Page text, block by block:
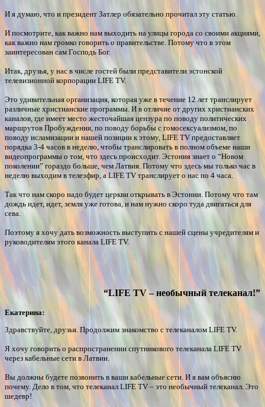
И я думаю, что и президент Затлер обязательно прочитал эту статью.
И посмотрите, как важно нам выходить на улицы города со своими акциями,
как важно нам громко говорить о правительстве. Потому что в этом
заинтересован сам Господь Бог.
Итак, друзья, у нас в числе гостей были представители эстонской
телевизионной корпорации LIFE TV.
Это удивительная организация, которая уже в течение 12 лет транслирует
различные христианские программы. И в отличие от других христианских
каналов, где имеет место жесточайшая цензура по поводу политических
маршрутов Пробуждения, по поводу борьбы с гомосексуализмом, по
поводу исламизации и нашей позиции к этому, LIFE TV предоставляет
порядка 3-4 часов в неделю, чтобы транслировать в полном объеме наши
видеопрограммы о том, что здесь происходит. Эстония знает о “Новом
поколении” гораздо больше, чем Латвия. Потому что здесь мы только час в
неделю выходим в телеэфир, а LIFE TV транслирует о нас по 4 часа.
Так что нам скоро надо будет церкви открывать в Эстонии. Потому что там
дождь идет, идет, земля уже готова, и нам нужно скоро туда двигаться для
сева.
Поэтому я хочу дать возможность выступить с нашей сцены учредителям и
руководителям этого канала LIFE TV.
“LIFE TV – необычный телеканал!”
Екатерина:
Здравствуйте, друзья. Продолжим знакомство с телеканалом LIFE TV.
Я хочу говорить о распространении спутникового телеканала LIFE TV
через кабельные сети в Латвии.
Вы должны будете позвонить в ваши кабельные сети. И я вам объясню
почему. Дело в том, что телеканал LIFE TV – это необычный телеканал. Это
шедевр!